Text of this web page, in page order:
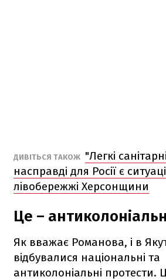
ДИВІТЬСЯ ТАКОЖ "Легкі
насправді для Росії є
лівобережжі Херсонщини
Це –
Як вважає Романова, і в
відбувалися національні та
антиколоніальні протести.